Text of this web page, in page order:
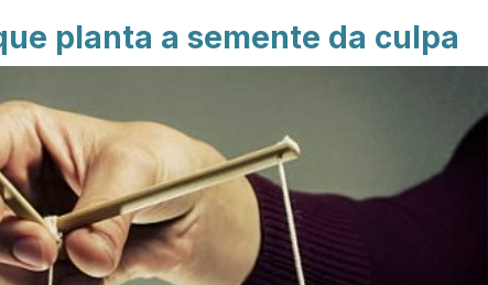
planta a semente da culpa